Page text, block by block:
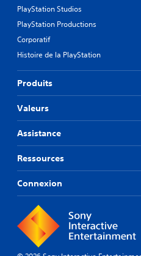
PlayStation Studios
PlayStation Productions
Corporatif
Histoire de la PlayStation
Produits
Valeurs
Assistance
Ressources
Connexion